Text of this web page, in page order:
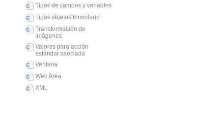
Tipos de campos y variables
Tipos objetos formulario
Transformación de
imágenes
Valores para acción
estándar asociada
Ventana
Web Area
XML